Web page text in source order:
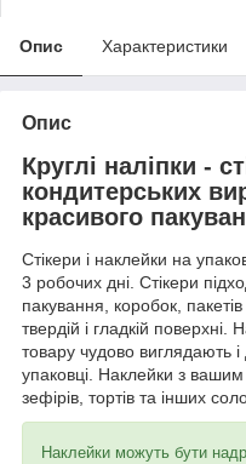
Опис Характеристики
Опис
Круглі наліпки -
кондитерських
красивого
Стікери і наклейки на
3 робочих дні. Стікери
пакування, коробок,
твердій і гладкій
товару чудово виглядають
упаковці. Наклейки з
зефірів, тортів та інших
Наклейки можуть бути